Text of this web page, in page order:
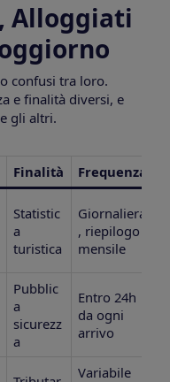
Alloggiati
confusi tra loro.
e finalità diversi, e
gli altri.
Finalità
Frequenza
Statistic
a
turistica
Giornaliera
, riepilogo
mensile
Pubblic
a
sicurezz
a
Entro 24h
da ogni
arrivo
Variabile